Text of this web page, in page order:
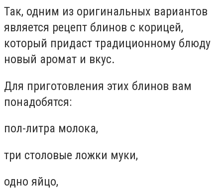
Так, одним из оригинальных вариантов
является рецепт блинов с корицей,
который придаст традиционному блюду
новый аромат и вкус.
Для приготовления этих блинов вам
понадобятся:
пол-литра молока,
три столовые ложки муки,
одно яйцо,